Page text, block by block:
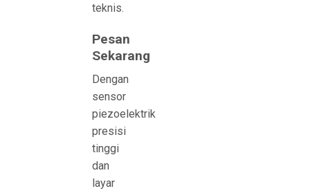
teknis.
Pesan
Sekarang
Dengan
sensor
piezoelektrik
presisi
tinggi
dan
layar